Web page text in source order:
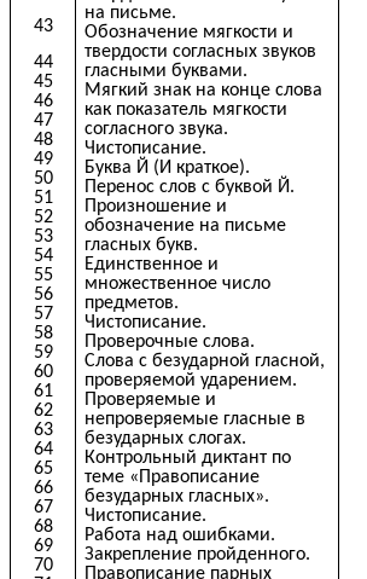
43
44
45
46
47
48
49
50
51
52
53
54
55
56
57
58
59
60
61
62
63
64
65
66
67
68
69
70
на письме.
Обозначение мягкости и
твердости согласных звуков
гласными буквами.
Мягкий знак на конце слова
как показатель мягкости
согласного звука.
Чистописание.
Буква Й (И краткое).
Перенос слов с буквой Й.
Произношение и
обозначение на письме
гласных букв.
Единственное и
множественное число
предметов.
Чистописание.
Проверочные слова.
Слова с безударной гласной,
проверяемой ударением.
Проверяемые и
непроверяемые гласные в
безударных слогах.
Контрольный диктант по
теме «Правописание
безударных гласных».
Чистописание.
Работа над ошибками.
Закрепление пройденного.
Правописание парных